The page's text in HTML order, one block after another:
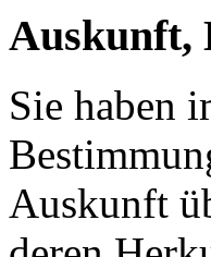
Auskunft,
Sie haben
Auskunft